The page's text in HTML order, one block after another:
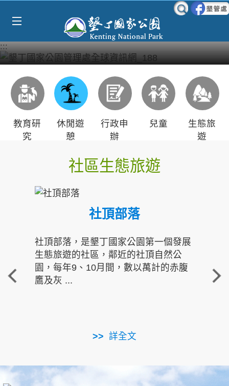
:::
教育研
究
休閒遊
憩
行政申
辦
兒童
生態旅
遊
社區生態旅遊
社頂部落
社頂部落，是墾丁國家公園第一個發展
生態旅遊的社區，鄰近的社頂自然公
園，每年9、10月間，數以萬計的赤腹
鷹及灰 ...
詳全文
重
走進